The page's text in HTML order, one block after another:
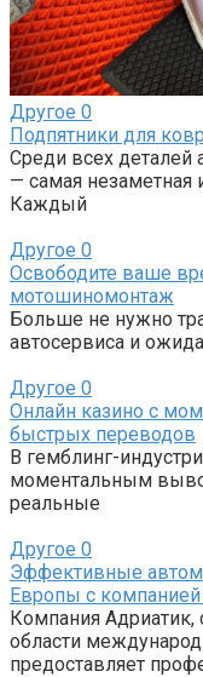
Другое 0
Подпятники для
Среди всех деталей
— самая незаметная
Каждый
Другое 0
Освободите ваше
мотошиномонтаж
Больше не нужно
автосервиса и
Другое 0
Онлайн казино с
быстрых переводов
В гемблинг-
моментальным
реальные
Другое 0
Эффективные
Европы с
Компания
области
предоставляет